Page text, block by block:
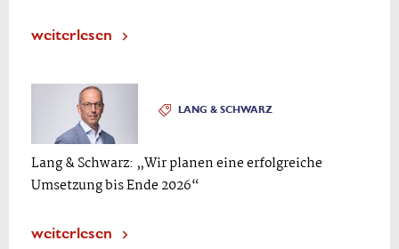
weiterlesen
LANG & SCHWARZ
Lang & Schwarz: „Wir planen eine erfolgreiche
Umsetzung bis Ende 2026“
weiterlesen